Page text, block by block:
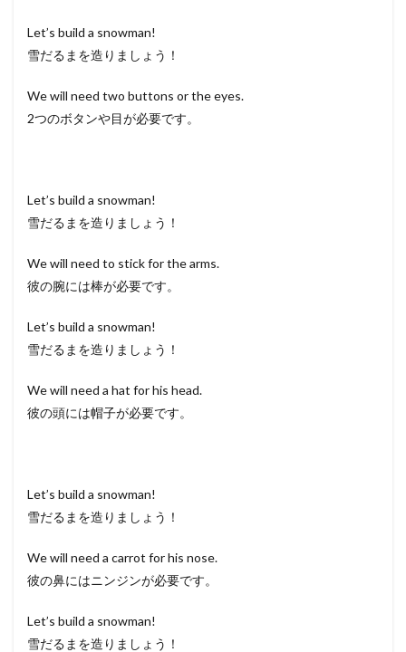
Let’s build a snowman!
雪だるまを造りましょう！
We will need two buttons or the eyes.
2つのボタンや目が必要です。
Let’s build a snowman!
雪だるまを造りましょう！
We will need to stick for the arms.
彼の腕には棒が必要です。
Let’s build a snowman!
雪だるまを造りましょう！
We will need a hat for his head.
彼の頭には帽子が必要です。
Let’s build a snowman!
雪だるまを造りましょう！
We will need a carrot for his nose.
彼の鼻にはニンジンが必要です。
Let’s build a snowman!
雪だるまを造りましょう！